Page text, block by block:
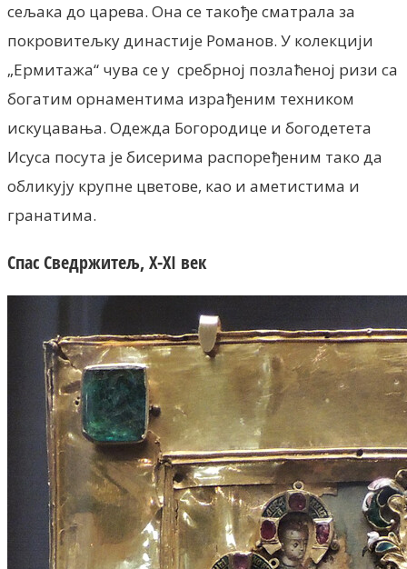
сељака до царева. Она се такође сматрала за
покровитељку династије Романов. У колекцији
„Ермитажа“ чува се у сребрној позлаћеној ризи са
богатим орнаментима израђеним техником
искуцавања. Одежда Богородице и богодетета
Исуса посута је бисерима распоређеним тако да
обликују крупне цветове, као и аметистима и
гранатима.
Спас Сведржитељ, X-XI век